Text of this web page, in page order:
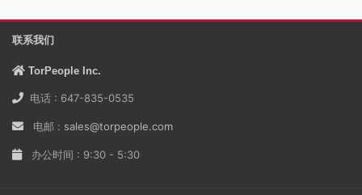
联系我们
TorPeople Inc.
电话 : 647-835-0535
电邮 : sales@torpeople.com
办公时间 : 9:30 - 5:30